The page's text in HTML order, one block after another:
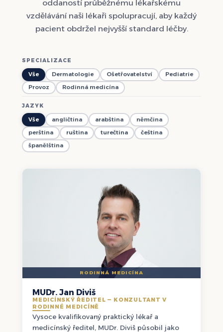
oddaností průběžnému lékařskému
vzdělávání naši lékaři spolupracují, aby každý
pacient obdržel nejvyšší standard léčby.
SPECIALIZACE
Vše Dermatologie Ošetřovatelství
Pediatrie
Provoz
Rodinná medicína
JAZYK
Vše angličtina arabština
němčina
perština
ruština turečtina
čeština
španělština
RODINNÁ MEDICÍNA
MUDr. Jan Diviš
MEDICÍNSKÝ ŘEDITEL — KONZULTANT V
RODINNÉ MEDICÍNĚ
Vysoce kvalifikovaný praktický lékař a
medicínský ředitel, MUDr. Diviš působil jako